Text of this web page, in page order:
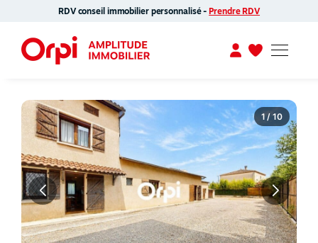
RDV conseil immobilier personnalisé - Prendre RDV
1 / 10